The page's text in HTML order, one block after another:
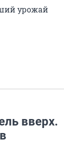
урожай
вверх.